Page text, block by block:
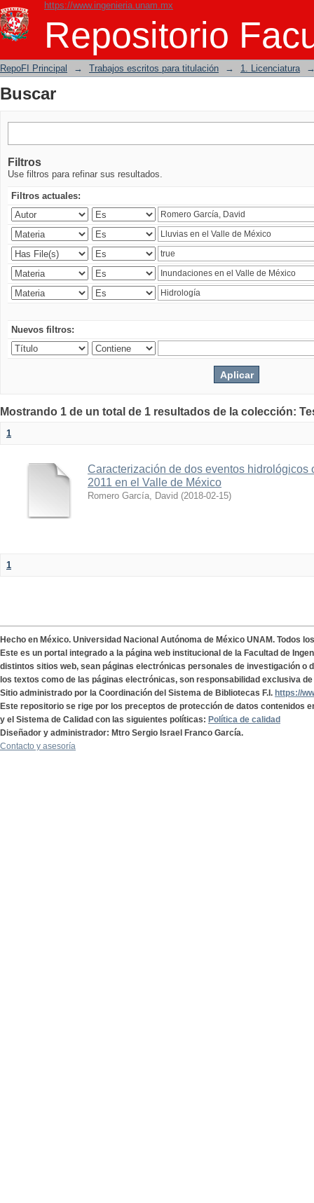
https://www.ingenieria.unam.mx
Repositorio
Buscar
RepoFI Principal → Trabajos escritos para titulación → 1. Licenciatura
Buscar
Filtros
Use filtros para refinar sus resultados.
Filtros actuales:
Nuevos filtros:
Mostrando 1 de un total de 1 resultados de la colección:
1
Caracterización de dos eventos hidrológicos
2011 en el Valle de México
Romero García, David (2018-02-15)
1
Hecho en México. Universidad Nacional Autónoma de México UNAM. Todos
Este es un portal integrado a la página web institucional de la Facultad de
distintos sitios web, sean páginas electrónicas personales de investigación o
los textos como de las páginas electrónicas, son responsabilidad exclusiva
Sitio administrado por la Coordinación del Sistema de Bibliotecas F.I. https://
Este repositorio se rige por los preceptos de protección de datos contenidos
y el Sistema de Calidad con las siguientes políticas: Política de calidad
Diseñador y administrador: Mtro Sergio Israel Franco García.
Contacto y asesoría